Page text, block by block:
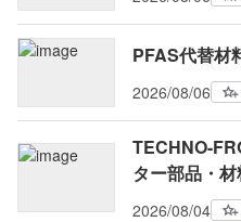
PFAS代替材
2026/08/06
TECHNO-
ター部品・
2026/08/04